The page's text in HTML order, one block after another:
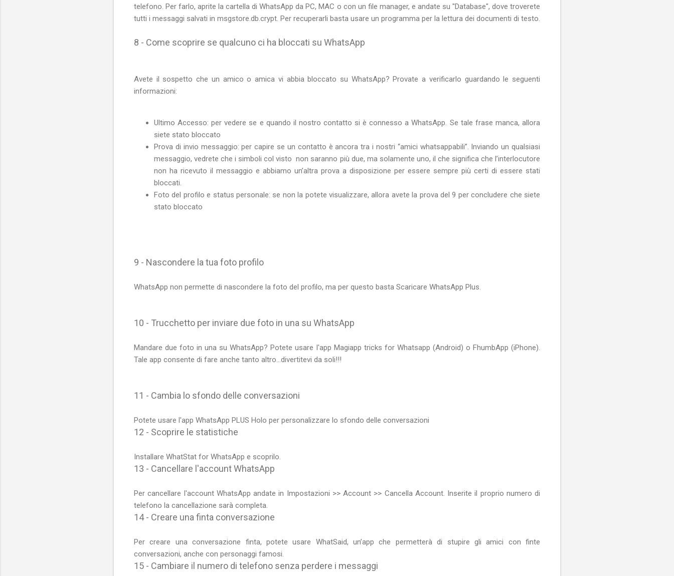
telefono. Per farlo, aprite la cartella di WhatsApp da PC, MAC o con un file manager, e andate su "Database", dove troverete
tutti i messaggi salvati in msgstore.db.crypt. Per recuperarli basta usare un programma per la lettura dei documenti di testo.
8 - Come scoprire se qualcuno ci ha bloccati su WhatsApp
Avete il sospetto che un amico o amica vi abbia bloccato su WhatsApp? Provate a verificarlo guardando le seguenti
informazioni:
Ultimo Accesso: per vedere se e quando il nostro contatto si è connesso a WhatsApp. Se tale frase manca, allora
siete stato bloccato
Prova di invio messaggio: per capire se un contatto è ancora tra i nostri “amici whatsappabili”. Inviando un qualsiasi
messaggio, vedrete che i simboli col visto non saranno più due, ma solamente uno, il che significa che l’interlocutore
non ha ricevuto il messaggio e abbiamo un’altra prova a disposizione per essere sempre più certi di essere stati
bloccati.
Foto del profilo e status personale: se non la potete visualizzare, allora avete la prova del 9 per concludere che siete
stato bloccato
9 - Nascondere la tua foto profilo
WhatsApp non permette di nascondere la foto del profilo, ma per questo basta Scaricare WhatsApp Plus.
10 - Trucchetto per inviare due foto in una su WhatsApp
Mandare due foto in una su WhatsApp? Potete usare l'app Magiapp tricks for Whatsapp (Android) o FhumbApp (iPhone).
Tale app consente di fare anche tanto altro...divertitevi da soli!!!
11 - Cambia lo sfondo delle conversazioni
Potete usare l'app WhatsApp PLUS Holo per personalizzare lo sfondo delle conversazioni
12 - Scoprire le statistiche
Installare WhatStat for WhatsApp e scoprilo.
13 - Cancellare l'account WhatsApp
Per cancellare l'account WhatsApp andate in Impostazioni >> Account >> Cancella Account. Inserite il proprio numero di
telefono la cancellazione sarà completa.
14 - Creare una finta conversazione
Per creare una conversazione finta, potete usare WhatSaid, un’app che permetterà di stupire gli amici con finte
conversazioni, anche con personaggi famosi.
15 - Cambiare il numero di telefono senza perdere i messaggi